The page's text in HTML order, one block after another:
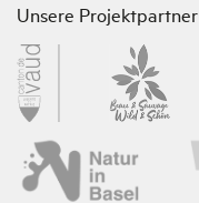
Unsere Projektpartner